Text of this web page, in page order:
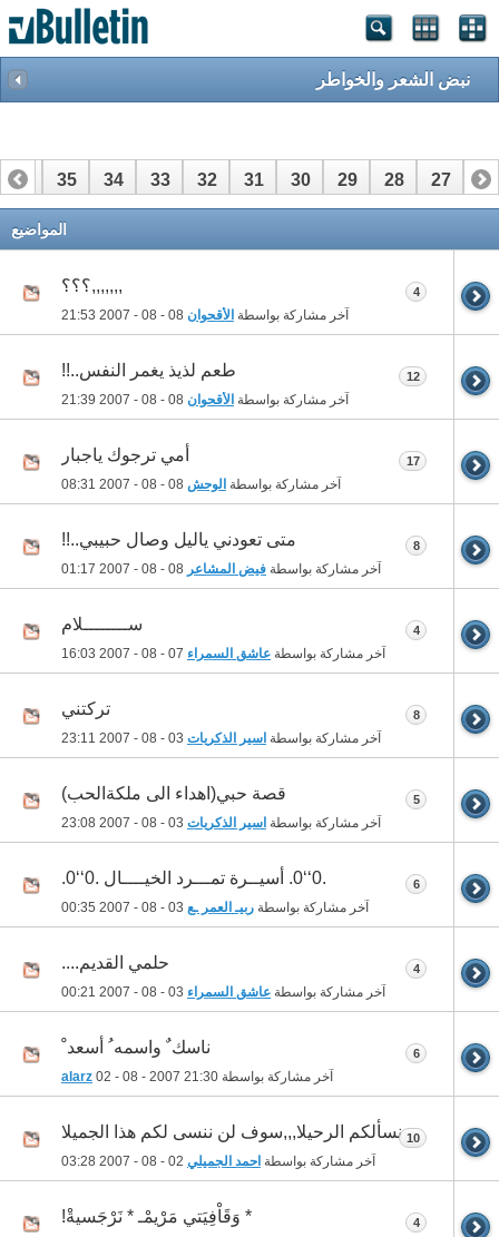
نبض الشعر والخواطر
26
27
28
29
30
31
32
33
34
35
36
55
56
المواضيع
,,,,,,,؟؟؟
آخر مشاركة بواسطة الأقحوان 21:53
4
طعم لذيذ يغمر النفس..!!
آخر مشاركة بواسطة الأقحوان 21:39
12
أمي ترجوك ياجبار
آخر مشاركة بواسطة الوحش 08:31
17
متى تعودني ياليل وصال حبيبي..!!
آخر مشاركة بواسطة فيض المشاعر 01:17
8
ســــــــلام
آخر مشاركة بواسطة عاشق السمراء 16:03
4
تركتني
آخر مشاركة بواسطة اسير الذكريات 23:11
8
قصة حبي(اهداء الى ملكةالحب)
آخر مشاركة بواسطة اسير الذكريات 23:08
5
.0‘‘0. أسيــرة تمـــرد الخيــــال .0‘‘0.
آخر مشاركة بواسطة ربيـ العمر ـع 00:35
6
حلمي القديم....
آخر مشاركة بواسطة عاشق السمراء 00:21
4
ناسك ٌ واسمه ُ أسعد ْ
آخر مشاركة بواسطة alarz 02 - 08 - 2007 21:30
6
نسألكم الرحيلا,,,سوف لن ننسى لكم هذا الجميلا
آخر مشاركة بواسطة احمد الجميلي 03:28
10
* وَقَاْفِيَتي مَرْيمْـ * نَرْجَسيةْ! 4